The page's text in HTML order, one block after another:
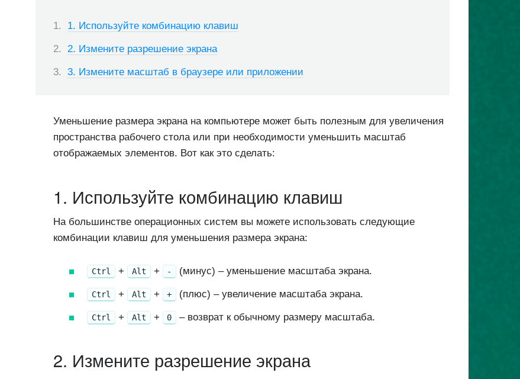
1. Используйте комбинацию клавиш
2. Измените разрешение экрана
3. Измените масштаб в браузере или приложении
Уменьшение размера экрана на компьютере может быть полезным для увеличения
пространства рабочего стола или при необходимости уменьшить масштаб
отображаемых элементов. Вот как это сделать:
1. Используйте комбинацию клавиш
На большинстве операционных систем вы можете использовать следующие
комбинации клавиш для уменьшения размера экрана:
Ctrl + Alt + - (минус) – уменьшение масштаба экрана.
Ctrl + Alt + + (плюс) – увеличение масштаба экрана.
Ctrl + Alt + 0 – возврат к обычному размеру масштаба.
2. Измените разрешение экрана